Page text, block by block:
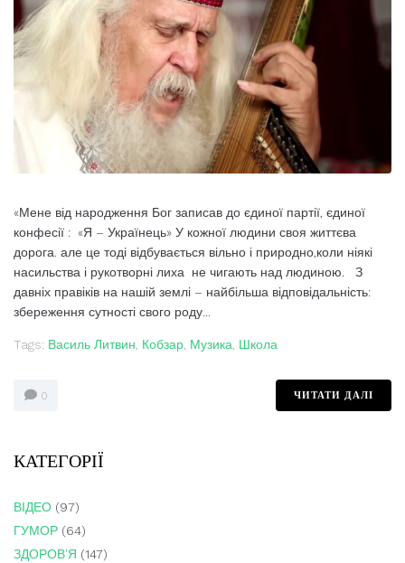
«Мене від народження Бог записав до єдиної партії, єдиної
конфесії : «Я – Українець» У кожної людини своя життєва
дорога. але це тоді відбувається вільно і природно,коли ніякі
насильства і рукотворні лиха не чигають над людиною. З
давніх правіків на нашій землі – найбільша відповідальність:
збереження сутності свого роду...
Tags: Василь Литвин, Кобзар, Музика, Школа
0 ЧИТАТИ ДАЛІ
КАТЕГОРІЇ
ВІДЕО (97)
ГУМОР (64)
ЗДОРОВ'Я (147)